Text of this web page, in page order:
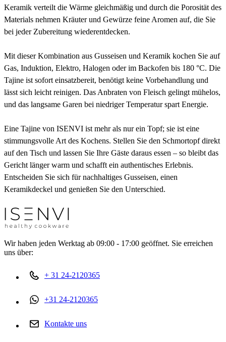
Keramik verteilt die Wärme gleichmäßig und durch die Porosität des
Materials nehmen Kräuter und Gewürze feine Aromen auf, die Sie
bei jeder Zubereitung wiederentdecken.
Mit dieser Kombination aus Gusseisen und Keramik kochen Sie auf
Gas, Induktion, Elektro, Halogen oder im Backofen bis 180 °C. Die
Tajine ist sofort einsatzbereit, benötigt keine Vorbehandlung und
lässt sich leicht reinigen. Das Anbraten von Fleisch gelingt mühelos,
und das langsame Garen bei niedriger Temperatur spart Energie.
Eine Tajine von ISENVI ist mehr als nur ein Topf; sie ist eine
stimmungsvolle Art des Kochens. Stellen Sie den Schmortopf direkt
auf den Tisch und lassen Sie Ihre Gäste daraus essen – so bleibt das
Gericht länger warm und schafft ein authentisches Erlebnis.
Entscheiden Sie sich für nachhaltiges Gusseisen, einen
Keramikdeckel und genießen Sie den Unterschied.
Wir haben jeden Werktag ab 09:00 - 17:00 geöffnet. Sie erreichen
uns über:
+ 31 24-2120365
+31 24-2120365
Kontakte uns